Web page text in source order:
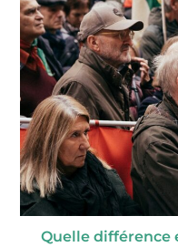
Quelle différence